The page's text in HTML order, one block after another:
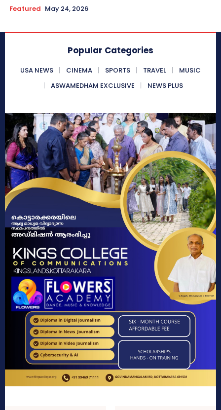
Featured May 24, 2026
Popular Categories
USA NEWS CINEMA SPORTS TRAVEL
MUSIC
ASWAMEDHAM EXCLUSIVE
NEWS PLUS